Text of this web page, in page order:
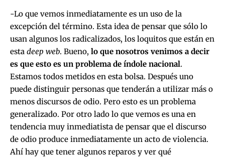
-Lo que vemos inmediatamente es un uso de la
excepción del término. Esta idea de pensar que sólo lo
usan algunos los radicalizados, los loquitos que están en
esta deep web. Bueno, lo que nosotros venimos a decir
es que esto es un problema de índole nacional.
Estamos todos metidos en esta bolsa. Después uno
puede distinguir personas que tenderán a utilizar más o
menos discursos de odio. Pero esto es un problema
generalizado. Por otro lado lo que vemos es una en
tendencia muy inmediatista de pensar que el discurso
de odio produce inmediatamente un acto de violencia.
Ahí hay que tener algunos reparos y ver qué